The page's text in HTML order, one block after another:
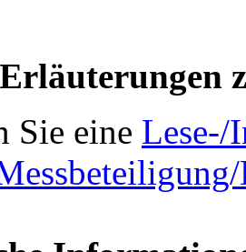
Sie eine Lese-/